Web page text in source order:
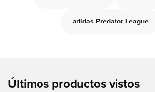
adidas Predator League
Últimos productos vistos